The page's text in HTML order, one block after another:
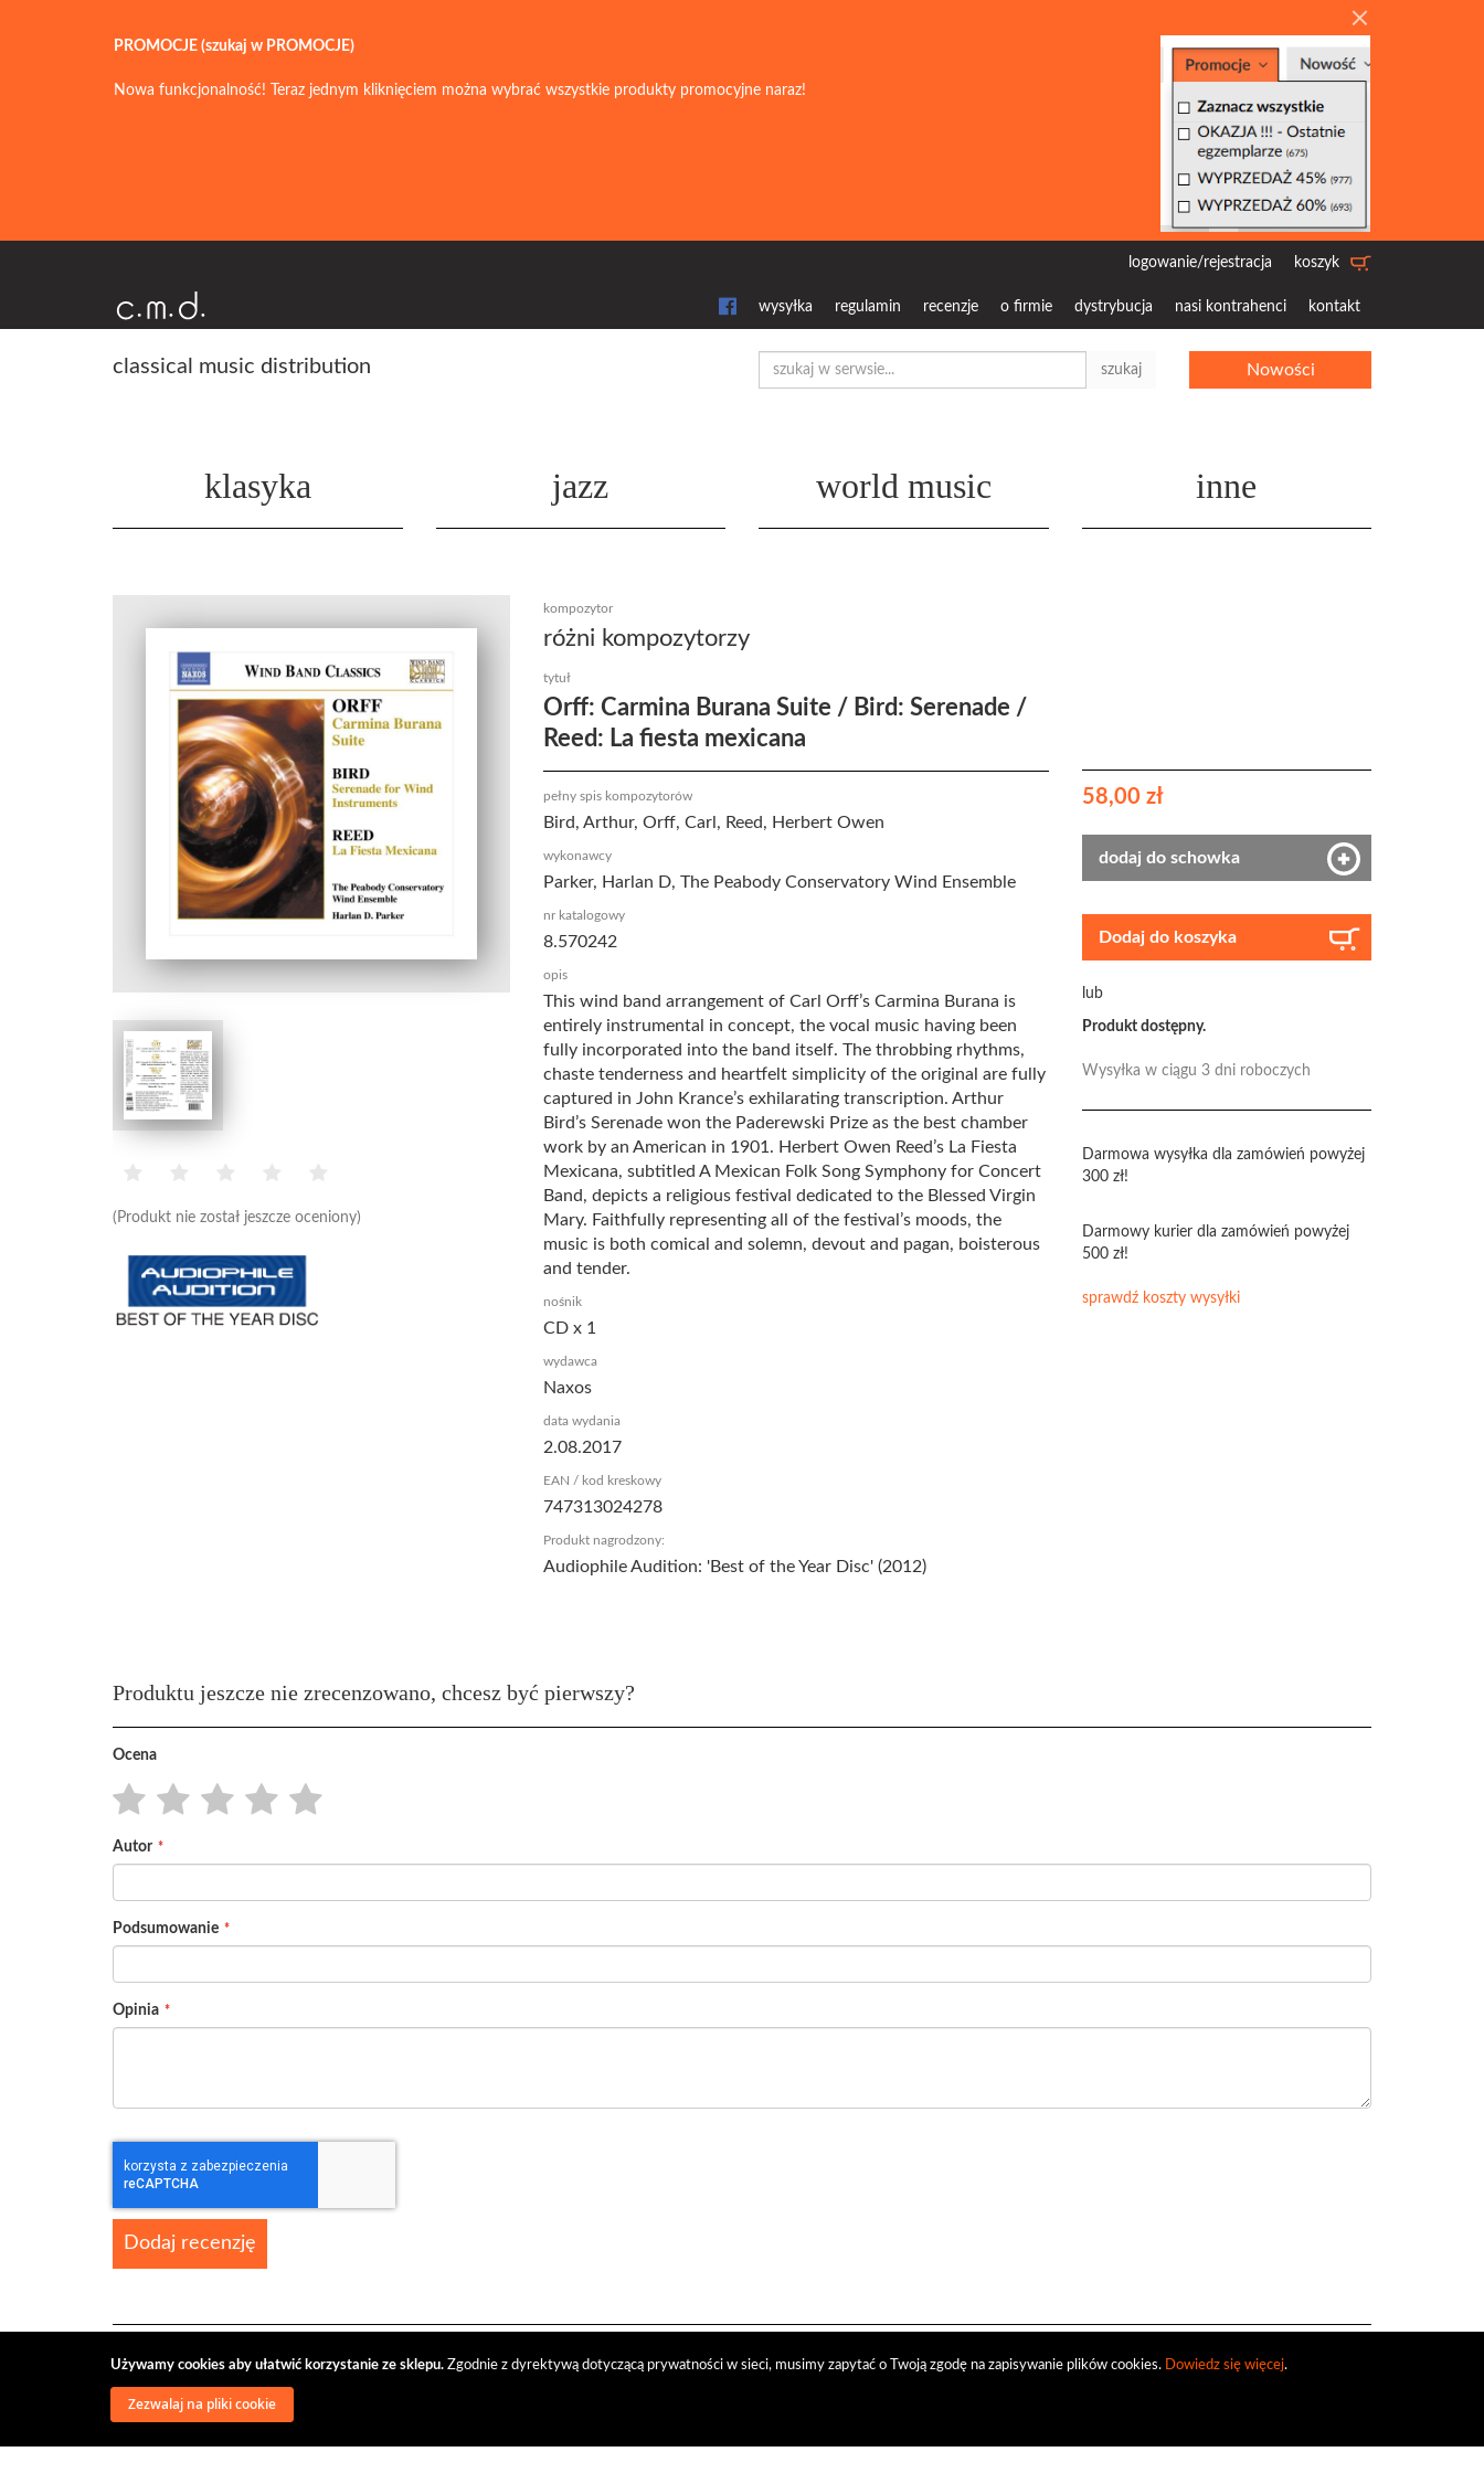
PROMOCJE (szukaj w PROMOCJE)
Nowa funkcjonalność! Teraz jednym kliknięciem można wybrać wszystkie produkty promocyjne naraz!
Używamy cookies aby ułatwić korzystanie ze sklepu. Zgodnie z dyrektywą dotyczącą prywatności w sieci, musimy zapytać o Twoją zgodę na zapisywanie plików cookies. Dowiedz się więcej.
Zezwalaj na pliki cookie
koszyk
logowanie/rejestracja
wysyłka regulamin recenzje o firmie dystrybucja nasi kontrahenci kontakt
classical music distribution szukaj Nowości
klasyka jazz world music inne
(Produkt nie został jeszcze oceniony)
kompozytor
różni kompozytorzy
tytuł
Orff: Carmina Burana Suite / Bird: Serenade /
Reed: La fiesta mexicana
pełny spis kompozytorów
Bird, Arthur, Orff, Carl, Reed, Herbert Owen
wykonawcy
Parker, Harlan D, The Peabody Conservatory Wind Ensemble
nr katalogowy
8.570242
opis
This wind band arrangement of Carl Orff’s Carmina Burana is
entirely instrumental in concept, the vocal music having been
fully incorporated into the band itself. The throbbing rhythms,
chaste tenderness and heartfelt simplicity of the original are fully
captured in John Krance’s exhilarating transcription. Arthur
Bird’s Serenade won the Paderewski Prize as the best chamber
work by an American in 1901. Herbert Owen Reed’s La Fiesta
Mexicana, subtitled A Mexican Folk Song Symphony for Concert
Band, depicts a religious festival dedicated to the Blessed Virgin
Mary. Faithfully representing all of the festival’s moods, the
music is both comical and solemn, devout and pagan, boisterous
and tender.
nośnik
CD x 1
wydawca
Naxos
data wydania
2.08.2017
EAN / kod kreskowy
747313024278
Produkt nagrodzony:
Audiophile Audition: 'Best of the Year Disc' (2012)
58,00 zł
dodaj do schowka
Dodaj do koszyka
lub
Produkt dostępny.
Wysyłka w ciągu 3 dni roboczych
Darmowa wysyłka dla zamówień powyżej
300 zł!
Darmowy kurier dla zamówień powyżej
500 zł!
sprawdź koszty wysyłki
Produktu jeszcze nie zrecenzowano, chcesz być pierwszy?
Ocena
star
stars
stars
stars
stars
Autor
Podsumowanie
Opinia
Dodaj recenzję